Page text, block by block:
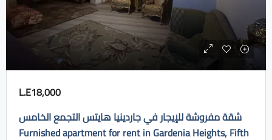
L.E18,000
شقة مفروشة للإيجار في جاردينيا هايتس التجمع الخامس
Furnished apartment for rent in Gardenia Heights, Fifth